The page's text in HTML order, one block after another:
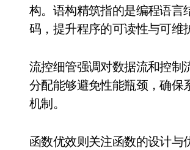
构。语构精筑指的是编程语言
码，提升程序的可读性与可维
流控细管强调对数据流和控制
分配能够避免性能瓶颈，确保
机制。
函数优效则关注函数的设计与